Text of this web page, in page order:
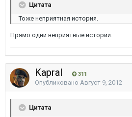
Цитата
Тоже неприятная история.
Прямо одни неприятные истории.
Kapral 311
Опубликовано Август 9, 2012
Цитата